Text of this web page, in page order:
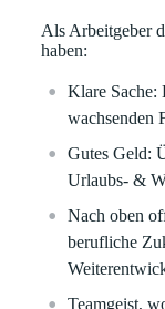
Als Arbeitgeber
haben:
Klare Sache:
wachsenden
Gutes Geld:
Urlaubs- &
Nach oben
berufliche
Teamgeist,